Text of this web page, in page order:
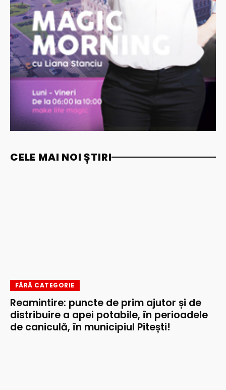
CELE MAI NOI ȘTIRI
FĂRĂ CATEGORIE
Reamintire: puncte de prim ajutor și de
distribuire a apei potabile, în perioadele
de caniculă, în municipiul Pitești!